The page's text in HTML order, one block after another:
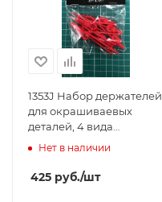
1353J Набор держателей
для окрашиваевых
деталей, 4 вида
держателей Jas
Нет в наличии
425 руб./шт